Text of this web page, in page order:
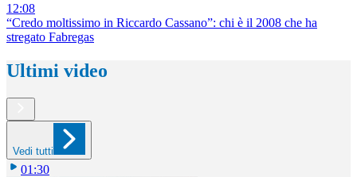
12:08
“Credo moltissimo in Riccardo Cassano”: chi è il 2008 che ha
stregato Fabregas
Ultimi video
Vedi tutti
01:30